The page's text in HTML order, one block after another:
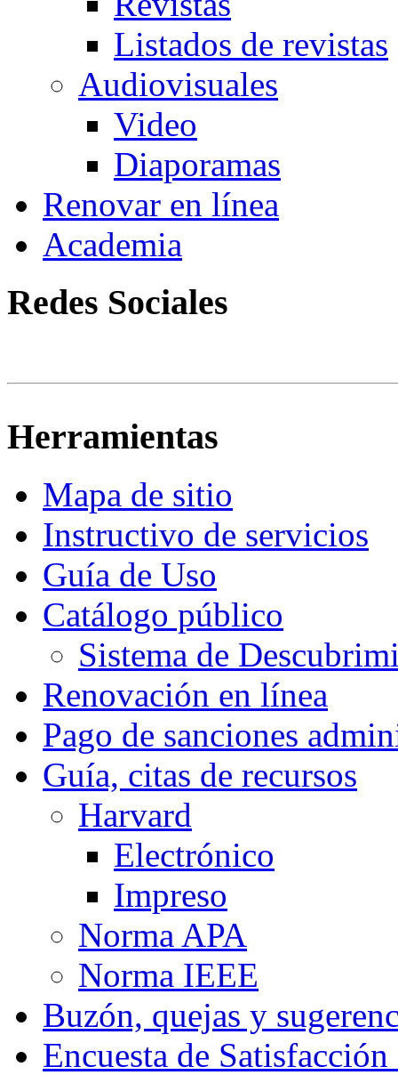
Listados de revistas
Audiovisuales
Video
Diaporamas
Renovar en línea
Academia
Redes Sociales
Herramientas
Mapa de sitio
Instructivo de servicios
Guía de Uso
Catálogo público
Sistema de
Renovación en línea
Pago de sanciones
Guía, citas de recursos
Harvard
Electrónico
Impreso
Norma APA
Norma IEEE
Buzón, quejas y
Encuesta de